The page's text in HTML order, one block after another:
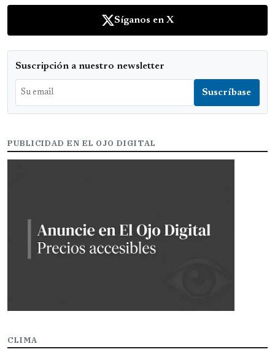
Síganos en X
Suscripción a nuestro newsletter
PUBLICIDAD EN EL OJO DIGITAL
CLIMA